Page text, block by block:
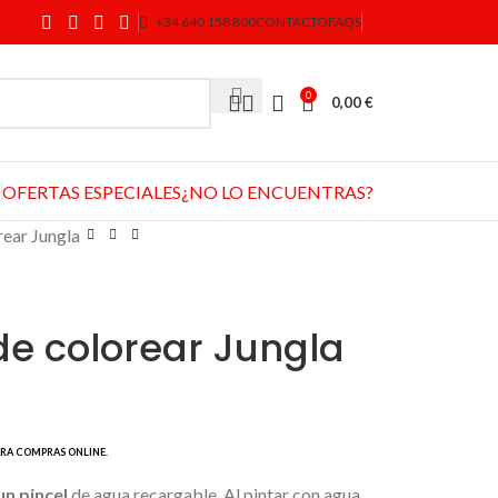
+34 640 158 800CONTACTOFAQS
0 0,00€
OFERTAS ESPECIALES¿NO LO ENCUENTRAS?
Jungla
colorear Jungla
pincel de agua recargable. Al pintar con agua